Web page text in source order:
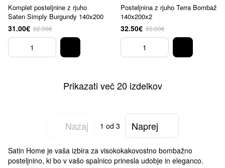
Komplet posteljnine z rjuho
Saten Simply Burgundy 140x200
31.00€ 62.00€
Posteljnina z rjuho Terra Bombaž
140x200x2
32.50€ 65.00€
Prikazati več 20 izdelkov
Nazaj 1 od 3 Naprej
Satin Home je vaša izbira za visokokakovostno bombažno
posteljnino, ki bo v vašo spalnico prinesla udobje in eleganco.